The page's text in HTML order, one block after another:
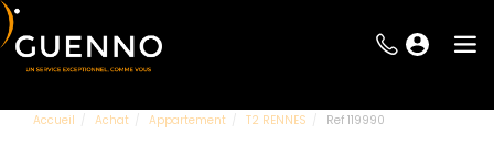
Accueil Achat Appartement T2 RENNES Ref 119990